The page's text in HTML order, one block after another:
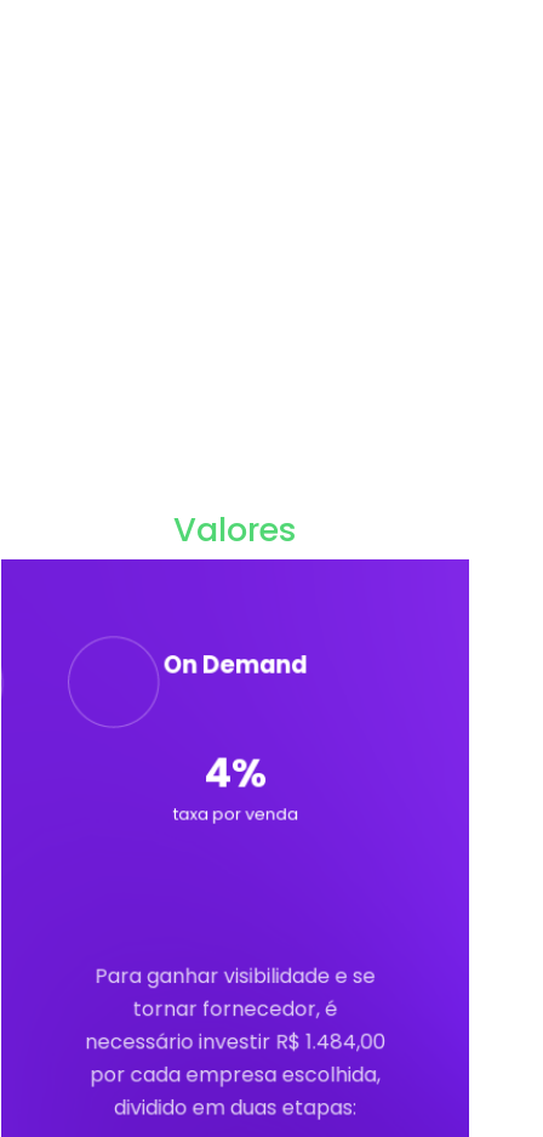
Valores
On Demand
4%
taxa por venda
Para ganhar visibilidade e se
tornar fornecedor, é
necessário investir R$ 1.484,00
por cada empresa escolhida,
dividido em duas etapas: